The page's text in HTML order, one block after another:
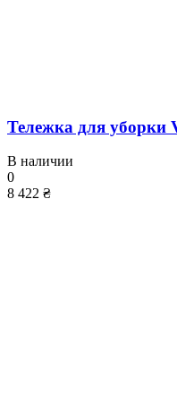
Тележка для уборки
В наличии
0
8 422 ₴